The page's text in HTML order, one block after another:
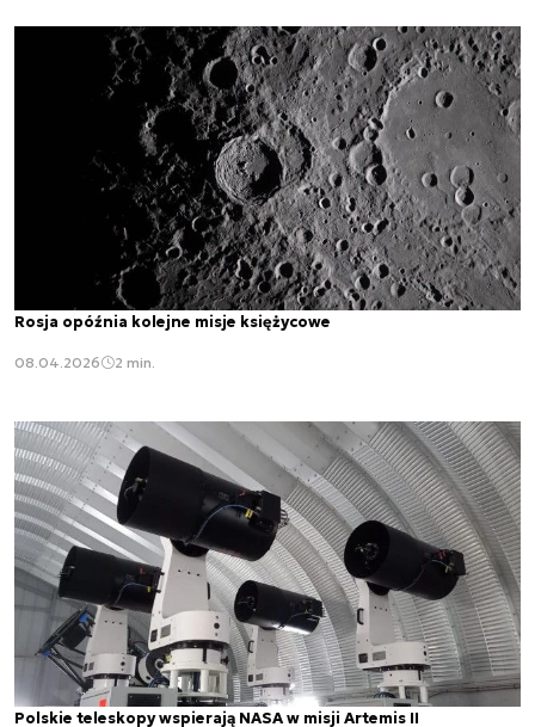
Rosja opóźnia kolejne misje księżycowe
08.04.2026 2 min.
Polskie teleskopy wspierają NASA w misji Artemis II